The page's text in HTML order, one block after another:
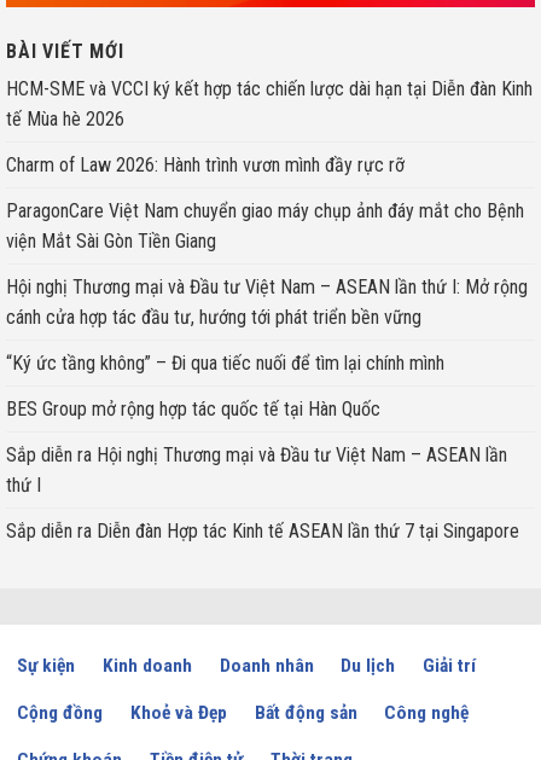
BÀI VIẾT MỚI
HCM-SME và VCCI ký kết hợp tác chiến lược dài hạn tại Diễn đàn Kinh
tế Mùa hè 2026
Charm of Law 2026: Hành trình vươn mình đầy rực rỡ
ParagonCare Việt Nam chuyển giao máy chụp ảnh đáy mắt cho Bệnh
viện Mắt Sài Gòn Tiền Giang
Hội nghị Thương mại và Đầu tư Việt Nam – ASEAN lần thứ I: Mở rộng
cánh cửa hợp tác đầu tư, hướng tới phát triển bền vững
“Ký ức tầng không” – Đi qua tiếc nuối để tìm lại chính mình
BES Group mở rộng hợp tác quốc tế tại Hàn Quốc
Sắp diễn ra Hội nghị Thương mại và Đầu tư Việt Nam – ASEAN lần
thứ I
Sắp diễn ra Diễn đàn Hợp tác Kinh tế ASEAN lần thứ 7 tại Singapore
Sự kiện Kinh doanh Doanh nhân Du lịch Giải trí
Cộng đồng Khoẻ và Đẹp Bất động sản Công nghệ